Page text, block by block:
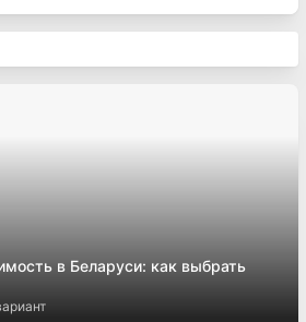
в Беларуси: как выбрать